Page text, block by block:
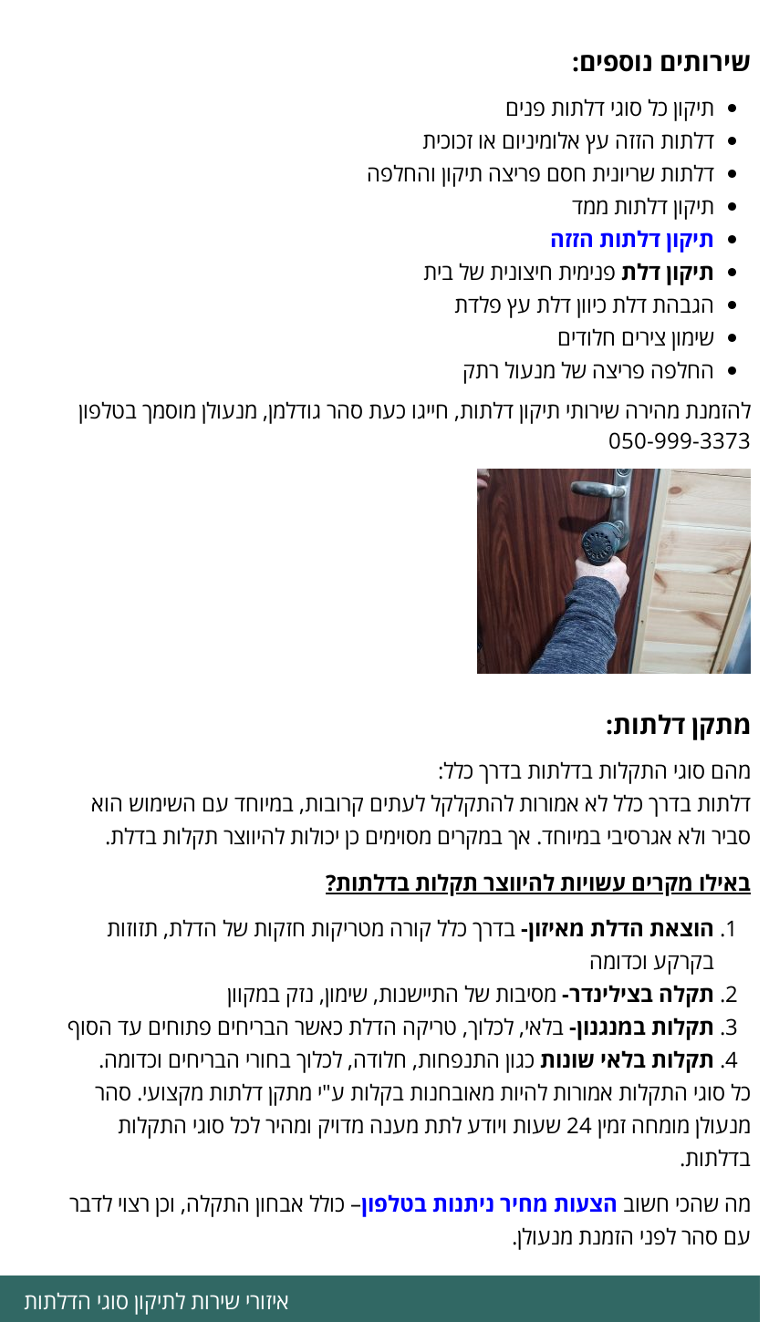
שירותים נוספים:
תיקון כל סוגי דלתות פנים
דלתות הזזה עץ אלומיניום או זכוכית
דלתות שריונית חסם פריצה תיקון והחלפה
תיקון דלתות ממד
תיקון דלתות הזזה
תיקון דלת פנימית חיצונית של בית
הגבהת דלת כיוון דלת עץ פלדת
שימון צירים חלודים
החלפה פריצה של מנעול רתק
להזמנת מהירה שירותי תיקון דלתות, חייגו כעת סהר גודלמן, מנעולן מוסמך בטלפון
050-999-3373
מתקן דלתות:
מהם סוגי התקלות בדלתות בדרך כלל:
דלתות בדרך כלל לא אמורות להתקלקל לעתים קרובות, במיוחד עם השימוש הוא
סביר ולא אגרסיבי במיוחד. אך במקרים מסוימים כן יכולות להיווצר תקלות בדלת.
באילו מקרים עשויות להיווצר תקלות בדלתות?
הוצאת הדלת מאיזון-בדרך כלל קורה מטריקות חזקות של הדלת, תזוזות
בקרקע וכדומה
תקלה בצילינדר- מסיבות של התיישנות, שימון, נזק במקוון
תקלות במנגנון-בלאי, לכלוך, טריקה הדלת כאשר הבריחים פתוחים עד הסוף
תקלות בלאי שונות כגון התנפחות, חלודה, לכלוך בחורי הבריחים וכדומה.
כל סוגי התקלות אמורות להיות מאובחנות בקלות ע"י מתקן דלתות מקצועי. סהר
מנעולן מומחה זמין 24 שעות ויודע לתת מענה מדויק ומהיר לכל סוגי התקלות
בדלתות.
מה שהכי חשוב הצעות מחיר ניתנות בטלפון– כולל אבחון התקלה, וכן רצוי לדבר
עם סהר לפני הזמנת מנעולן.
איזורי שירות לתיקון סוגי הדלתות